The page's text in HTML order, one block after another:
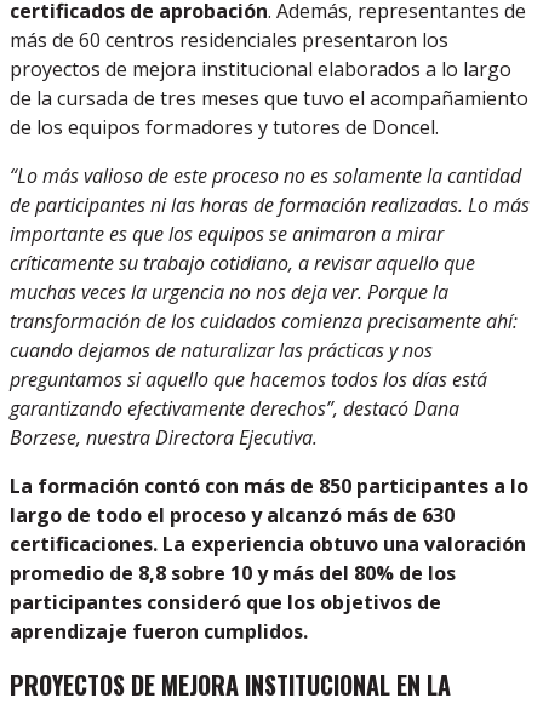
certificados de aprobación. Además, representantes de
más de 60 centros residenciales presentaron los
proyectos de mejora institucional elaborados a lo largo
de la cursada de tres meses que tuvo el acompañamiento
de los equipos formadores y tutores de Doncel.
“Lo más valioso de este proceso no es solamente la cantidad
de participantes ni las horas de formación realizadas. Lo más
importante es que los equipos se animaron a mirar
críticamente su trabajo cotidiano, a revisar aquello que
muchas veces la urgencia no nos deja ver. Porque la
transformación de los cuidados comienza precisamente ahí:
cuando dejamos de naturalizar las prácticas y nos
preguntamos si aquello que hacemos todos los días está
garantizando efectivamente derechos”, destacó Dana
Borzese, nuestra Directora Ejecutiva.
La formación contó con más de 850 participantes a lo
largo de todo el proceso y alcanzó más de 630
certificaciones. La experiencia obtuvo una valoración
promedio de 8,8 sobre 10 y más del 80% de los
participantes consideró que los objetivos de
aprendizaje fueron cumplidos.
PROYECTOS DE MEJORA INSTITUCIONAL EN LA